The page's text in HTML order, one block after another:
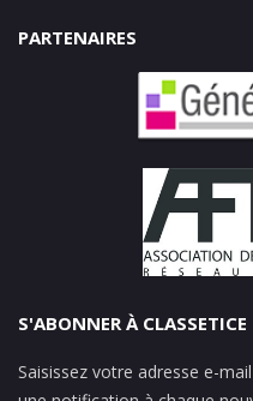
PARTENAIRES
S'ABONNER À CLASSETICE
Saisissez votre adresse e-